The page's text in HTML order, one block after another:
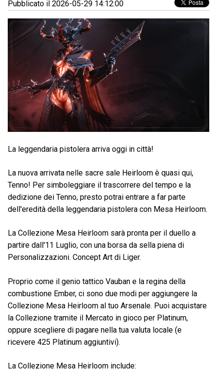
Pubblicato il 2026-05-29 14:12:00
La leggendaria pistolera arriva oggi in città!
La nuova arrivata nelle sacre sale Heirloom è quasi qui,
Tenno! Per simboleggiare il trascorrere del tempo e la
dedizione dei Tenno, presto potrai entrare a far parte
dell'eredità della leggendaria pistolera con Mesa Heirloom.
La Collezione Mesa Heirloom sarà pronta per il duello a
partire dall'11 Luglio, con una borsa da sella piena di
Personalizzazioni. Concept Art di Liger.
Proprio come il genio tattico Vauban e la regina della
combustione Ember, ci sono due modi per aggiungere la
Collezione Mesa Heirloom al tuo Arsenale. Puoi acquistare
la Collezione tramite il Mercato in gioco per Platinum,
oppure scegliere di pagare nella tua valuta locale (e
ricevere 425 Platinum aggiuntivi).
La Collezione Mesa Heirloom include: